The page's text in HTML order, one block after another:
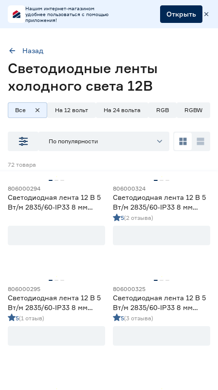
Нашим интернет-магазином
удобнее пользоваться с помощью
приложения!
Открыть
Напряжение (В)12
Наличие в магазинах
Ростовское шоссе, 28/7
Тип
Ленты диодные для бани и сауны
0
Ленты диодные для влажных помещений
Применение
Декоративная подсветка (до 990 лм/м)
Назад
Светодиодные ленты
холодного света 12В
Все На 12 вольт На 24 вольта RGB RGBW
По популярности
72 товара
806000294
Светодиодная лента 12 В 5
Вт/м 2835/60‑IP33 8 мм
806000324
Светодиодная лента 12 В 5
Вт/м 2835/60‑IP33 8 мм
холодный 2 м Geniled
5(2 отзыва)
806000295
Светодиодная лента 12 В 5
Вт/м 2835/60‑IP33 8 мм
теплый 5 м Geniled
5(1 отзыв)
806000325
Светодиодная лента 12 В 5
Вт/м 2835/60‑IP33 8 мм
холодный 5 м Geniled
5(3 отзыва)